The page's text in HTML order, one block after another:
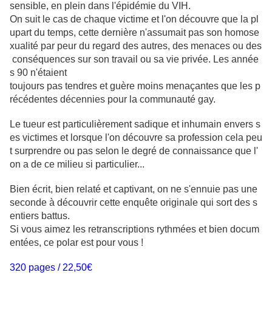
sensible, en plein dans l'épidémie du VIH.
On suit le cas de chaque victime et l'on découvre que la pl
upart du temps, cette dernière n'assumait pas son homose
xualité par peur du regard des autres, des menaces ou des
conséquences sur son travail ou sa vie privée. Les année
s 90 n'étaient
toujours pas tendres et guère moins menaçantes que les p
récédentes décennies pour la communauté gay.
Le tueur est particulièrement sadique et inhumain envers s
es victimes et lorsque l'on découvre sa profession cela peu
t surprendre ou pas selon le degré de connaissance que l'
on a de ce milieu si particulier...
Bien écrit, bien relaté et captivant, on ne s'ennuie pas une
seconde à découvrir cette enquête originale qui sort des s
entiers battus.
Si vous aimez les retranscriptions rythmées et bien docum
entées, ce polar est pour vous !
320 pages / 22,50€